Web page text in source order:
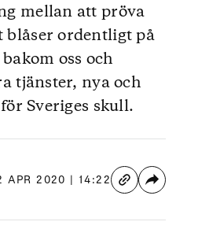
mellan att pröva
blåser ordentligt på
oss och
tjänster, nya och
Sveriges skull.
APR 2020 | 14:22